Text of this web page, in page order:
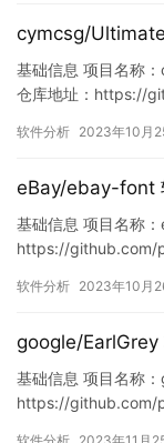
cymcsg/
基础信息 项目名称
仓库地址：https://
91680/
软件分析 2023年10月
eBay/ebay-font
基础信息 项目名称
https://github.com/
60992/
软件分析 2023年10月
google/EarlGrey
基础信息 项目名称
https://github.com/